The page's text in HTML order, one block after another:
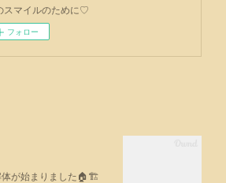
スマイルのために♡
フォロー
体が始まりました🏠🏗